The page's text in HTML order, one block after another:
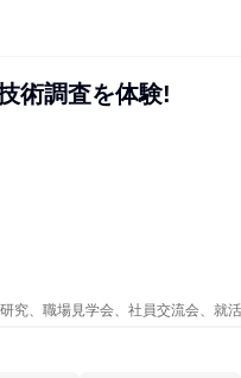
術調査を体験!
究、職場見学会、社員交流会、就